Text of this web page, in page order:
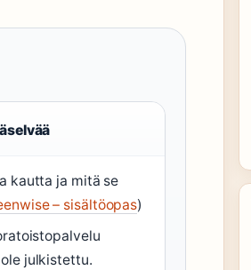
kautta ja mitä se
– sisältöopas)
julkistettu.